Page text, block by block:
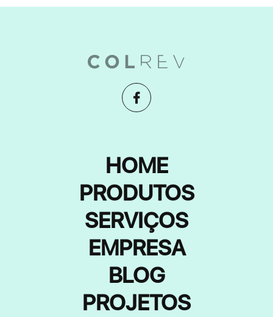
HOME
PRODUTOS
SERVIÇOS
EMPRESA
BLOG
PROJETOS